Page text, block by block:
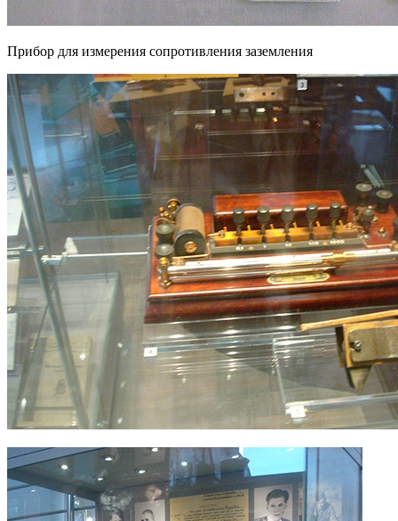
Прибор для измерения сопротивления заземления